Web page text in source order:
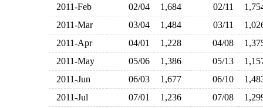
2011-Feb
02/04 1,684 02/11
2011-Mar
03/04 1,484 03/11
2011-Apr
04/01 1,228 04/08
2011-May
05/06 1,386 05/13
2011-Jun
06/03 1,677 06/10
2011-Jul
07/01 1,236 07/08